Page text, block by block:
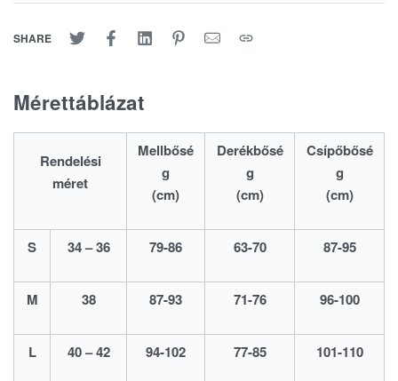
SHARE
Mérettáblázat
Rendelési
méret
Mellbősé
g
(cm)
Derékbősé
g
(cm)
Csípőbősé
g
(cm)
S 34 – 36 79-86 63-70 87-95
M 38 87-93 71-76 96-100
L 40 – 42 94-102 77-85 101-110